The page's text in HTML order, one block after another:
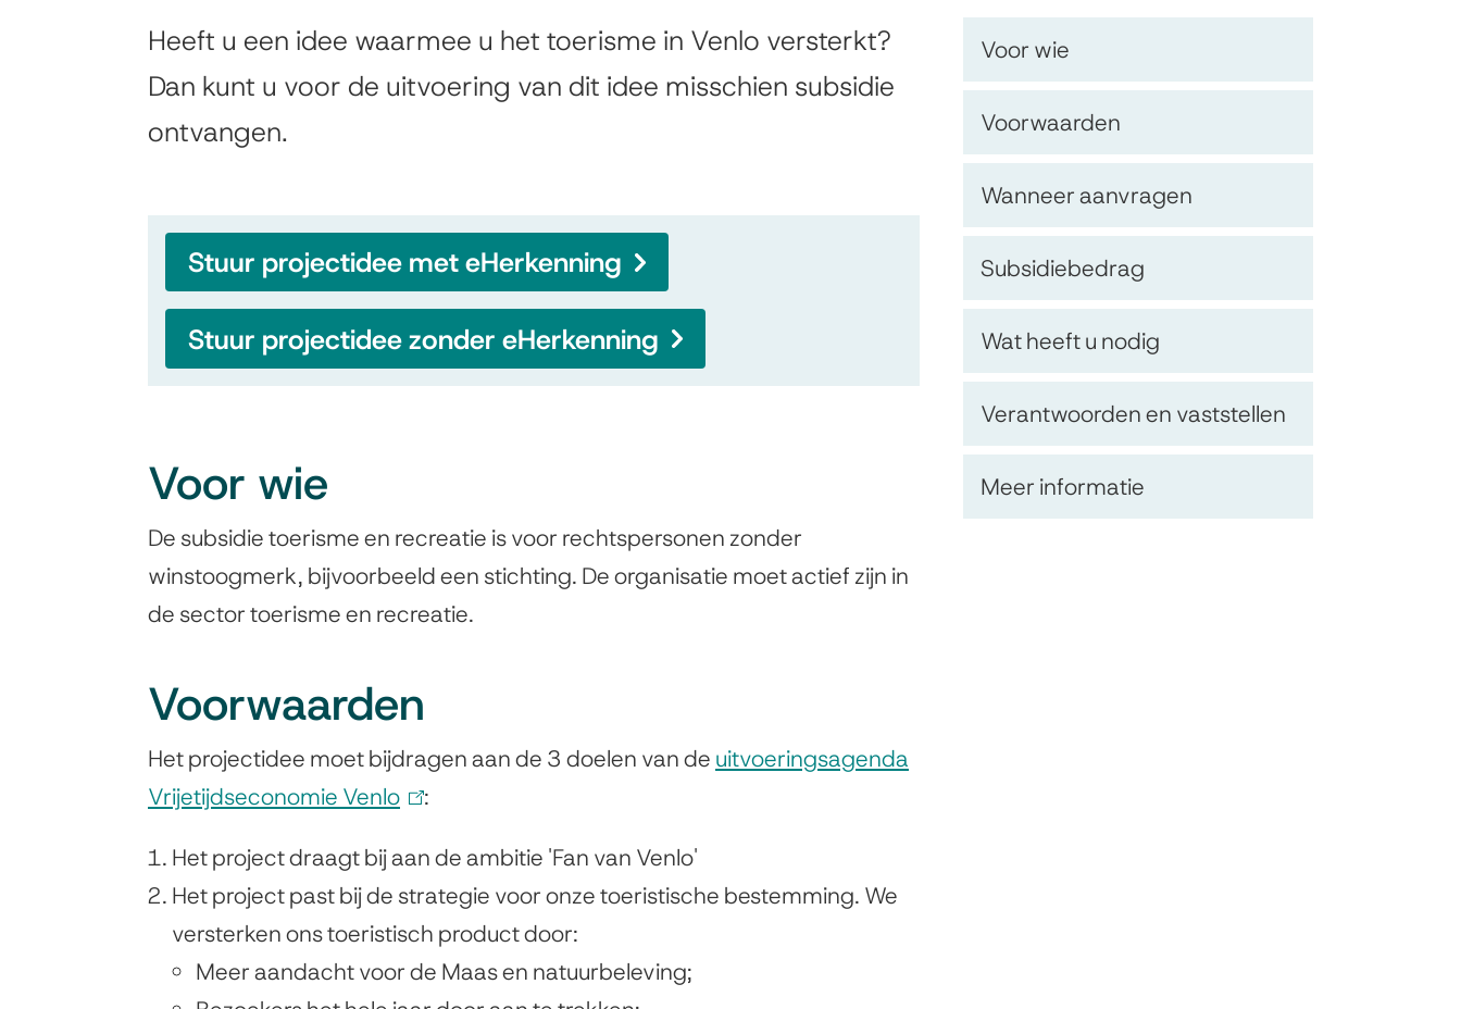
Subsidie
toerisme
recreatie
Op
deze
pagina
Voor wie
Voorwaarden
Wanneer aanvragen
Subsidiebedrag
Wat heeft u nodig
Verantwoorden en vaststellen
Meer informatie
AlgemeenHeeft u een idee waarmee u het toerisme in Venlo versterkt?
Dan kunt u voor de uitvoering van dit idee misschien subsidie
ontvangen.
Stuur projectidee met eHerkenning
Stuur projectidee zonder eHerkenning
Voor wie
De subsidie toerisme en recreatie is voor rechtspersonen zonder
winstoogmerk, bijvoorbeeld een stichting. De organisatie moet actief zijn in
de sector toerisme en recreatie.
Voorwaarden
Het projectidee moet bijdragen aan de 3 doelen van de uitvoeringsagenda
Vrijetijdseconomie Venlo
i
n
k
:
Het project draagt bij aan de ambitie 'Fan van Venlo'
Het project past bij de strategie voor onze toeristische bestemming. We
versterken ons toeristisch product door:
Meer aandacht voor de Maas en natuurbeleving;